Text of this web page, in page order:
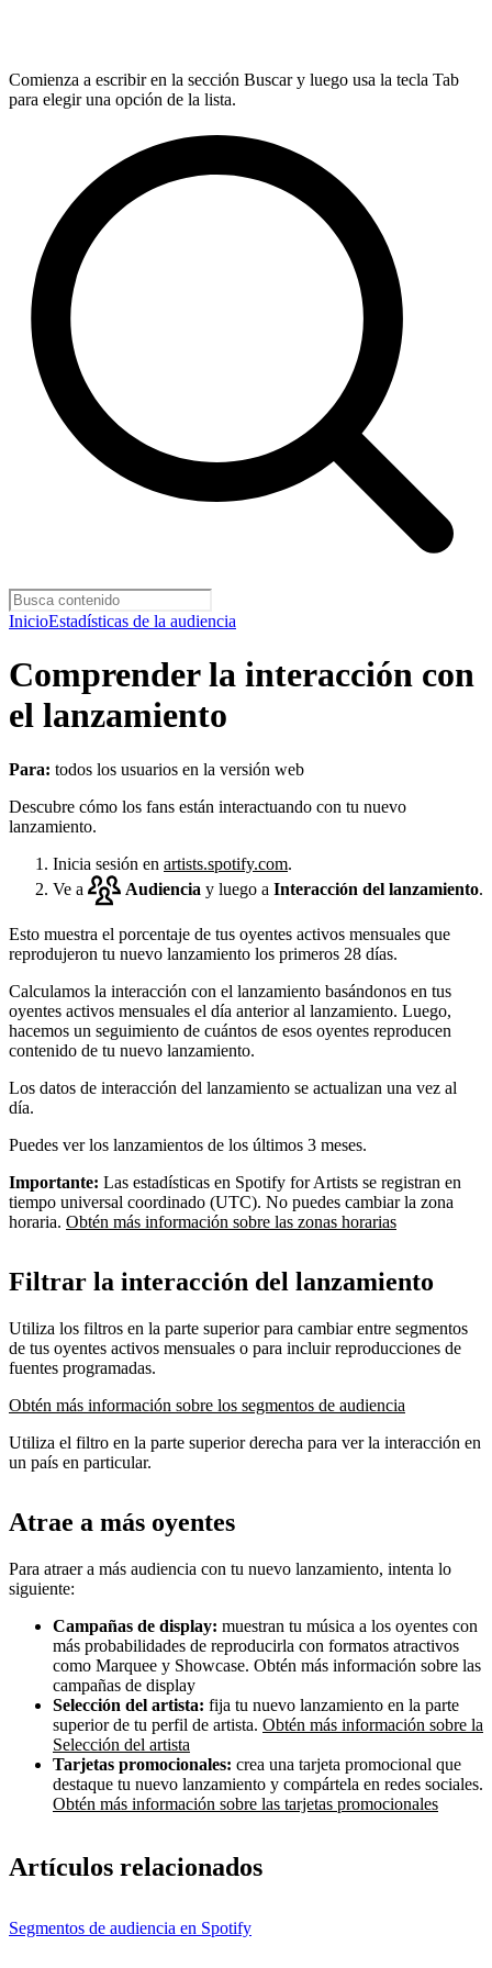
Comienza a escribir en la sección Buscar y luego usa la tecla Tab
para elegir una opción de la lista.
InicioEstadísticas de la audiencia
Comprender la interacción con
el lanzamiento
Para: todos los usuarios en la versión web
Descubre cómo los fans están interactuando con tu nuevo
lanzamiento.
Inicia sesión en artists.spotify.com.
Ve a
Audiencia y luego a Interacción del lanzamiento.
Esto muestra el porcentaje de tus oyentes activos mensuales que
reprodujeron tu nuevo lanzamiento los primeros 28 días.
Calculamos la interacción con el lanzamiento basándonos en tus
oyentes activos mensuales el día anterior al lanzamiento. Luego,
hacemos un seguimiento de cuántos de esos oyentes reproducen
contenido de tu nuevo lanzamiento.
Los datos de interacción del lanzamiento se actualizan una vez al
día.
Puedes ver los lanzamientos de los últimos 3 meses.
Importante: Las estadísticas en Spotify for Artists se registran en
tiempo universal coordinado (UTC). No puedes cambiar la zona
horaria. Obtén más información sobre las zonas horarias
Filtrar la interacción del lanzamiento
Utiliza los filtros en la parte superior para cambiar entre segmentos
de tus oyentes activos mensuales o para incluir reproducciones de
fuentes programadas.
Obtén más información sobre los segmentos de audiencia
Utiliza el filtro en la parte superior derecha para ver la interacción en
un país en particular.
Atrae a más oyentes
Para atraer a más audiencia con tu nuevo lanzamiento, intenta lo
siguiente:
Campañas de display: muestran tu música a los oyentes con
más probabilidades de reproducirla con formatos atractivos
como Marquee y Showcase. Obtén más información sobre las
campañas de display
Selección del artista: fija tu nuevo lanzamiento en la parte
superior de tu perfil de artista. Obtén más información sobre la
Selección del artista
Tarjetas promocionales: crea una tarjeta promocional que
destaque tu nuevo lanzamiento y compártela en redes sociales.
Obtén más información sobre las tarjetas promocionales
Artículos relacionados
Segmentos de audiencia en Spotify